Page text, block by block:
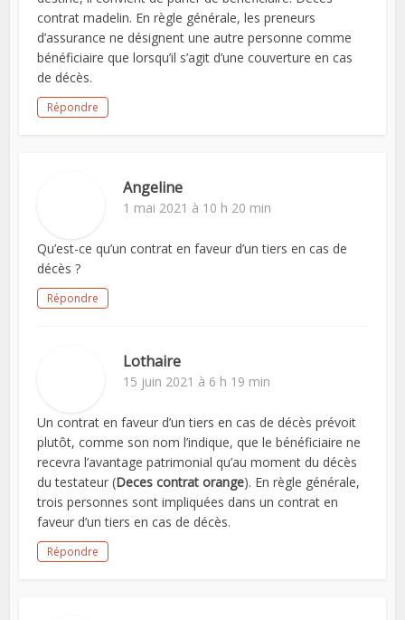
contrat madelin. En règle générale, les preneurs
d’assurance ne désignent une autre personne comme
bénéficiaire que lorsqu’il s’agit d’une couverture en cas
de décès.
Répondre
Angeline
1 mai 2021 à 10 h 20 min
Qu’est-ce qu’un contrat en faveur d’un tiers en cas de
décès ?
Répondre
Lothaire
15 juin 2021 à 6 h 19 min
Un contrat en faveur d’un tiers en cas de décès prévoit
plutôt, comme son nom l’indique, que le bénéficiaire ne
recevra l’avantage patrimonial qu’au moment du décès
du testateur (Deces contrat orange). En règle générale,
trois personnes sont impliquées dans un contrat en
faveur d’un tiers en cas de décès.
Répondre